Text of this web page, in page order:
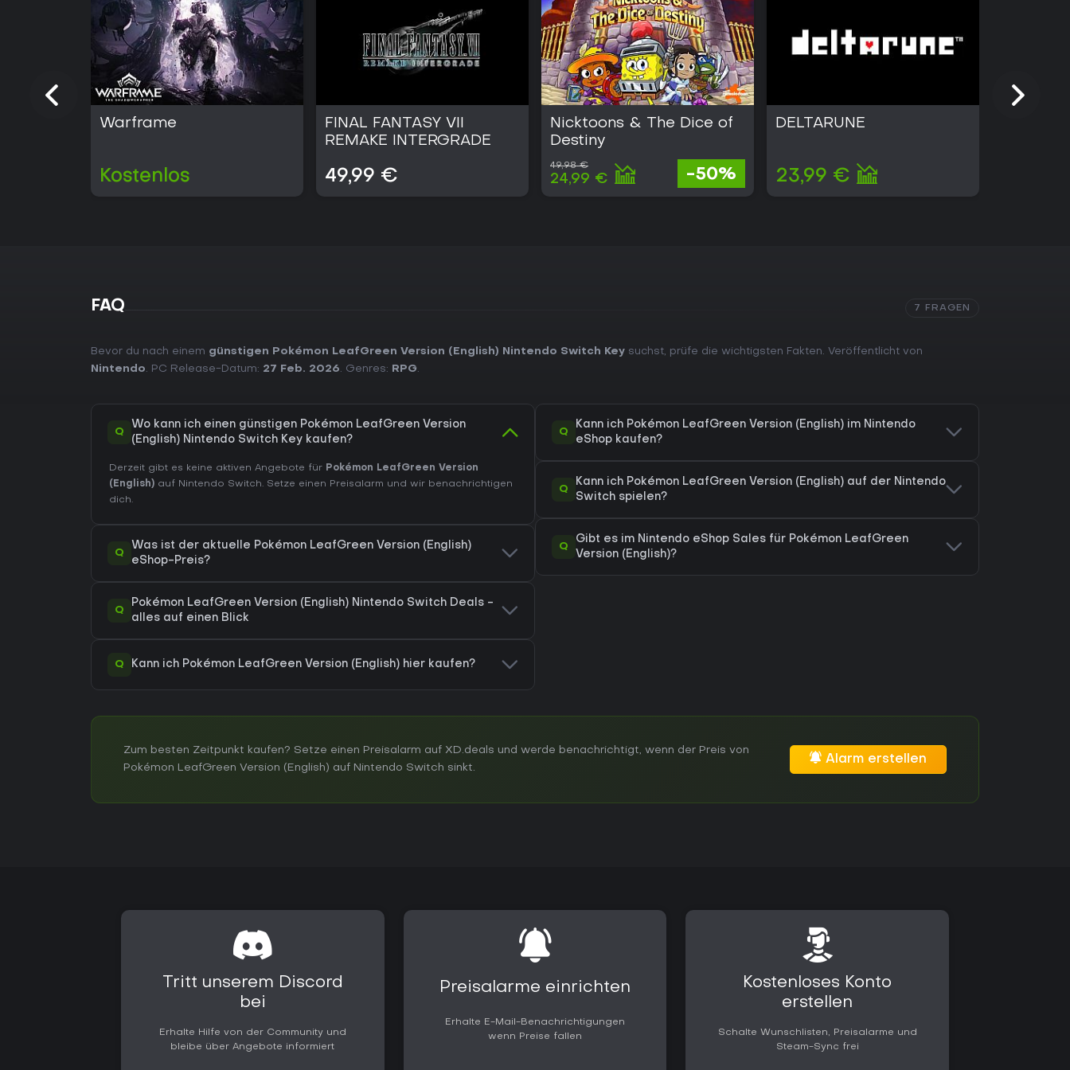
Warframe
Kostenlos
FINAL FANTASY VII
REMAKE INTERGRADE
49,99 €
Nicktoons & The Dice of
Destiny
49,98 €
24,99 € -50%
DELTARUNE
23,99 €
FAQ 7 FRAGEN
Bevor du nach einem günstigen Pokémon LeafGreen Version (English) Nintendo Switch Key suchst, prüfe die wichtigsten Fakten. Veröffentlicht von
Nintendo. PC Release-Datum: 27 Feb. 2026. Genres: RPG.
Q
Wo kann ich einen günstigen Pokémon LeafGreen Version
(English) Nintendo Switch Key kaufen?
Derzeit gibt es keine aktiven Angebote für Pokémon LeafGreen Version
(English) auf Nintendo Switch. Setze einen Preisalarm und wir benachrichtigen
dich.
Q
Was ist der aktuelle Pokémon LeafGreen Version (English)
eShop-Preis?
Q
Pokémon LeafGreen Version (English) Nintendo Switch Deals -
alles auf einen Blick
Q Kann ich Pokémon LeafGreen Version (English) hier kaufen?
Q
Kann ich Pokémon LeafGreen Version (English) im Nintendo
eShop kaufen?
Q
Kann ich Pokémon LeafGreen Version (English) auf der Nintendo
Switch spielen?
Q
Gibt es im Nintendo eShop Sales für Pokémon LeafGreen
Version (English)?
Zum besten Zeitpunkt kaufen? Setze einen Preisalarm auf XD.deals und werde benachrichtigt, wenn der Preis von
Pokémon LeafGreen Version (English) auf Nintendo Switch sinkt.
Alarm erstellen
Tritt unserem Discord
bei
Erhalte Hilfe von der Community und
bleibe über Angebote informiert
Preisalarme einrichten
Erhalte E-Mail-Benachrichtigungen
wenn Preise fallen
Kostenloses Konto
erstellen
Schalte Wunschlisten, Preisalarme und
Steam-Sync frei